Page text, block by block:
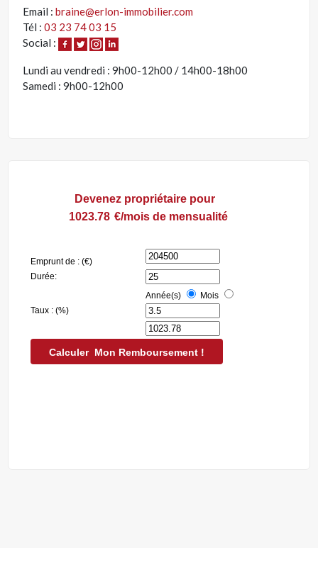
Email :braine@erlon-immobilier.com
Tél :03 23 74 03 15
Social :
Lundi au vendredi : 9h00-12h00 / 14h00-18h00
Samedi : 9h00-12h00